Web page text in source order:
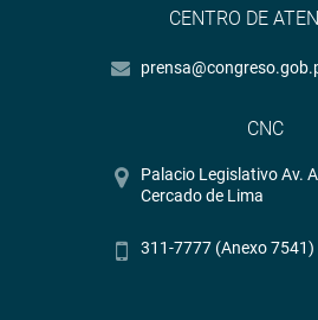
CENTRO DE
CNC
Palacio Legislativo Av.
Cercado de Lima
311-7777 (Anexo 7541)